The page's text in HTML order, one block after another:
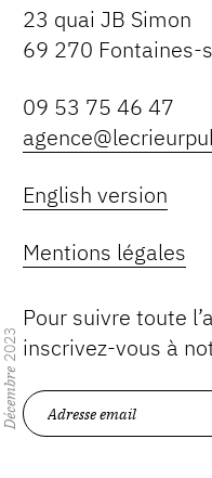
Décembre
2023
23 quai JB Simon
69 270 Fontaines-
09 53 75 46 47
English version
Mentions légales
Pour suivre toute
inscrivez-vous à